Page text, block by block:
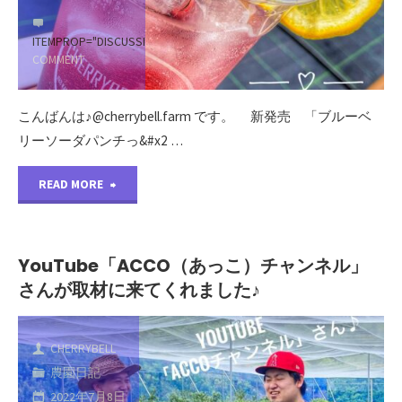
に
当
の
が
公
開
さ
ITEMPROP="DISCUSSIONURL"1
COMMENT
こんばんは♪@cherrybell.farm です。 𢡄新発売𢡄「ブルーベ
リーソーダパンチっ&#x2 …
READ MORE
売
「ブ
ル
ー
YouTube「ACCO（あっこ）チャンネル」
さんが取材に来てくれました♪
CHERRYBELL
農園日記
2022年7月8日